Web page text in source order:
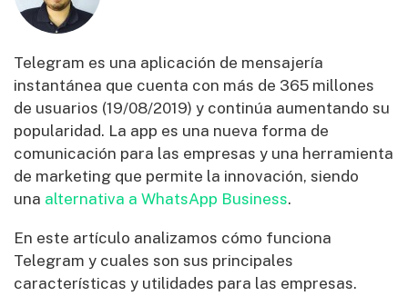
Telegram es una aplicación de mensajería
instantánea que cuenta con más de 365 millones
de usuarios (19/08/2019) y continúa aumentando su
popularidad. La app es una nueva forma de
comunicación para las empresas y una herramienta
de marketing que permite la innovación, siendo
una alternativa a WhatsApp Business.
En este artículo analizamos cómo funciona
Telegram y cuales son sus principales
características y utilidades para las empresas.